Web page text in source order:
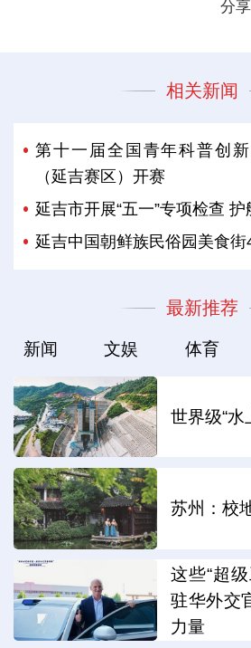
分享
相关新闻
第十一届全国青年科普创
（延吉赛区）开赛
延吉市开展“五一”专项检查
延吉中国朝鲜族民俗园美食
最新推荐
新闻 文娱 体育
世界级“水
苏州：校
这些“超
驻华外交
力量